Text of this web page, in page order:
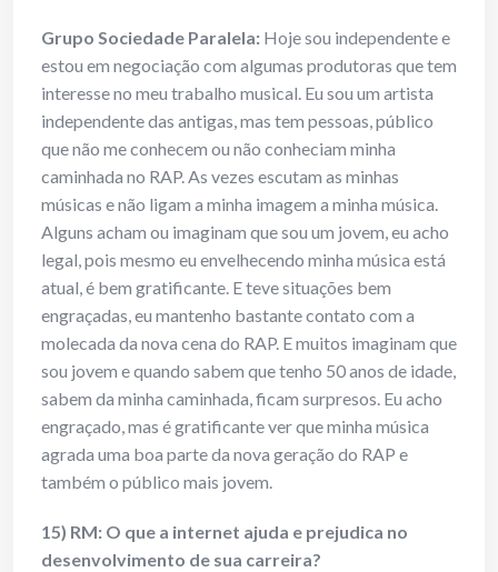
Grupo Sociedade Paralela: Hoje sou independente e
estou em negociação com algumas produtoras que tem
interesse no meu trabalho musical. Eu sou um artista
independente das antigas, mas tem pessoas, público
que não me conhecem ou não conheciam minha
caminhada no RAP. As vezes escutam as minhas
músicas e não ligam a minha imagem a minha música.
Alguns acham ou imaginam que sou um jovem, eu acho
legal, pois mesmo eu envelhecendo minha música está
atual, é bem gratificante. E teve situações bem
engraçadas, eu mantenho bastante contato com a
molecada da nova cena do RAP. E muitos imaginam que
sou jovem e quando sabem que tenho 50 anos de idade,
sabem da minha caminhada, ficam surpresos. Eu acho
engraçado, mas é gratificante ver que minha música
agrada uma boa parte da nova geração do RAP e
também o público mais jovem.
15) RM: O que a internet ajuda e prejudica no
desenvolvimento de sua carreira?